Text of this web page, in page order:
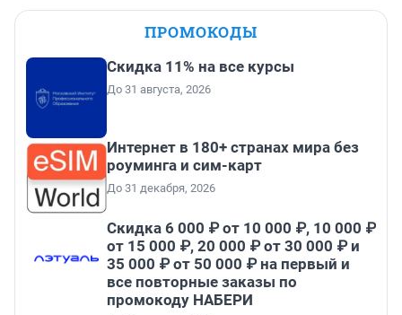
ПРОМОКОДЫ
Скидка 11% на все курсы
До 31 августа, 2026
Интернет в 180+ странах мира без
роуминга и сим-карт
До 31 декабря, 2026
Скидка 6 000 ₽ от 10 000 ₽, 10 000 ₽
от 15 000 ₽, 20 000 ₽ от 30 000 ₽ и
35 000 ₽ от 50 000 ₽ на первый и
все повторные заказы по
промокоду НАБЕРИ